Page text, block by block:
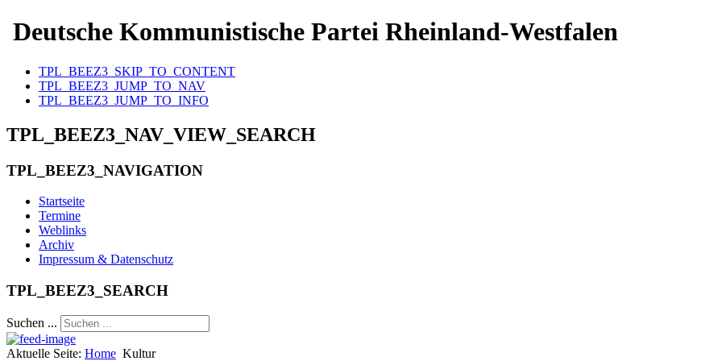
Deutsche Kommunistische Partei Rheinland-Westfalen
TPL_BEEZ3_SKIP_TO_CONTENT
TPL_BEEZ3_JUMP_TO_NAV
TPL_BEEZ3_JUMP_TO_INFO
TPL_BEEZ3_NAV_VIEW_SEARCH
TPL_BEEZ3_NAVIGATION
Startseite
Termine
Weblinks
Archiv
Impressum & Datenschutz
TPL_BEEZ3_SEARCH
Suchen ...
Aktuelle Seite: Home Kultur